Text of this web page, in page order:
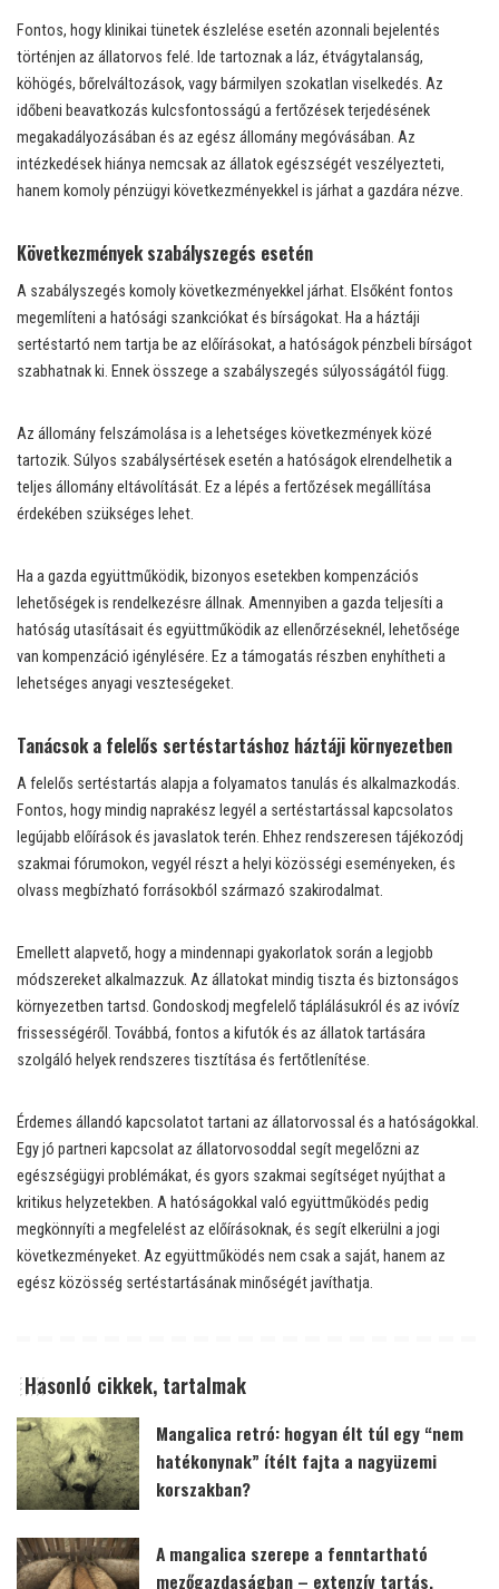
Fontos, hogy klinikai tünetek észlelése esetén azonnali bejelentés
történjen az állatorvos felé. Ide tartoznak a láz, étvágytalanság,
köhögés, bőrelváltozások, vagy bármilyen szokatlan viselkedés. Az
időbeni beavatkozás kulcsfontosságú a fertőzések terjedésének
megakadályozásában és az egész állomány megóvásában. Az
intézkedések hiánya nemcsak az állatok egészségét veszélyezteti,
hanem komoly pénzügyi következményekkel is járhat a gazdára nézve.
Következmények szabályszegés esetén
A szabályszegés komoly következményekkel járhat. Elsőként fontos
megemlíteni a hatósági szankciókat és bírságokat. Ha a háztáji
sertéstartó nem tartja be az előírásokat, a hatóságok pénzbeli bírságot
szabhatnak ki. Ennek összege a szabályszegés súlyosságától függ.
Az állomány felszámolása is a lehetséges következmények közé
tartozik. Súlyos szabálysértések esetén a hatóságok elrendelhetik a
teljes állomány eltávolítását. Ez a lépés a fertőzések megállítása
érdekében szükséges lehet.
Ha a gazda együttműködik, bizonyos esetekben kompenzációs
lehetőségek is rendelkezésre állnak. Amennyiben a gazda teljesíti a
hatóság utasításait és együttműködik az ellenőrzéseknél, lehetősége
van kompenzáció igénylésére. Ez a támogatás részben enyhítheti a
lehetséges anyagi veszteségeket.
Tanácsok a felelős sertéstartáshoz háztáji környezetben
A felelős sertéstartás alapja a folyamatos tanulás és alkalmazkodás.
Fontos, hogy mindig naprakész legyél a sertéstartással kapcsolatos
legújabb előírások és javaslatok terén. Ehhez rendszeresen tájékozódj
szakmai fórumokon, vegyél részt a helyi közösségi eseményeken, és
olvass megbízható forrásokból származó szakirodalmat.
Emellett alapvető, hogy a mindennapi gyakorlatok során a legjobb
módszereket alkalmazzuk. Az állatokat mindig tiszta és biztonságos
környezetben tartsd. Gondoskodj megfelelő táplálásukról és az ivóvíz
frissességéről. Továbbá, fontos a kifutók és az állatok tartására
szolgáló helyek rendszeres tisztítása és fertőtlenítése.
Érdemes állandó kapcsolatot tartani az állatorvossal és a hatóságokkal.
Egy jó partneri kapcsolat az állatorvosoddal segít megelőzni az
egészségügyi problémákat, és gyors szakmai segítséget nyújthat a
kritikus helyzetekben. A hatóságokkal való együttműködés pedig
megkönnyíti a megfelelést az előírásoknak, és segít elkerülni a jogi
következményeket. Az együttműködés nem csak a saját, hanem az
egész közösség sertéstartásának minőségét javíthatja.
Hasonló cikkek, tartalmak
Mangalica retró: hogyan élt túl egy “nem
hatékonynak” ítélt fajta a nagyüzemi
korszakban?
A mangalica szerepe a fenntartható
mezőgazdaságban – extenzív tartás,